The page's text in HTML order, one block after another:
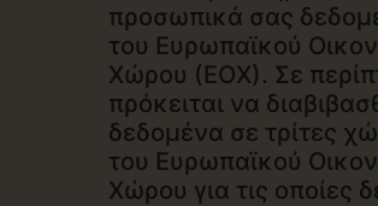
προσωπικά σας
του Ευρωπαϊκού
Χώρου (ΕΟΧ). Σε
πρόκειται να
δεδομένα σε τρίτες
του Ευρωπαϊκού
Χώρου για τις οποίες